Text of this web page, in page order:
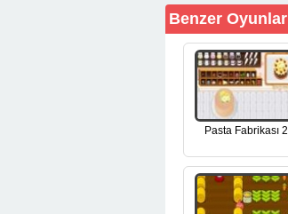
Benzer Oyunlar
Pasta Fabrikası 2